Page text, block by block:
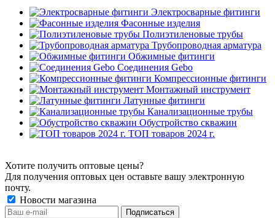
Электросварные фитинги
Фасонные изделия
Полиэтиленовые трубы
Трубопроводная арматура
Обжимные фитинги
Соединения Gebo
Компрессионные фитинги
Монтажный инструмент
Латунные фитинги
Канализационные трубы
Обустройство скважин
ТОП товаров 2024 г.
Хотите получить оптовые цены?
Для получения оптовых цен оставьте вашу электронную
почту.
Новости магазина